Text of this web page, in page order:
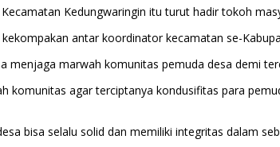
Kedungwaringin itu turut hadir tokoh
antar koordinator kecamatan se-
menjaga marwah komunitas pemuda desa demi
komunitas agar terciptanya kondusifitas para
bisa selalu solid dan memiliki integritas dalam